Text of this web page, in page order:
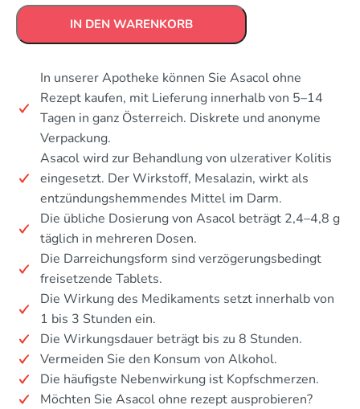
IN DEN WARENKORB
In unserer Apotheke können Sie Asacol ohne
Rezept kaufen, mit Lieferung innerhalb von 5–14
Tagen in ganz Österreich. Diskrete und anonyme
Verpackung.
Asacol wird zur Behandlung von ulzerativer Kolitis
eingesetzt. Der Wirkstoff, Mesalazin, wirkt als
entzündungshemmendes Mittel im Darm.
Die übliche Dosierung von Asacol beträgt 2,4–4,8 g
täglich in mehreren Dosen.
Die Darreichungsform sind verzögerungsbedingt
freisetzende Tablets.
Die Wirkung des Medikaments setzt innerhalb von
1 bis 3 Stunden ein.
Die Wirkungsdauer beträgt bis zu 8 Stunden.
Vermeiden Sie den Konsum von Alkohol.
Die häufigste Nebenwirkung ist Kopfschmerzen.
Möchten Sie Asacol ohne rezept ausprobieren?